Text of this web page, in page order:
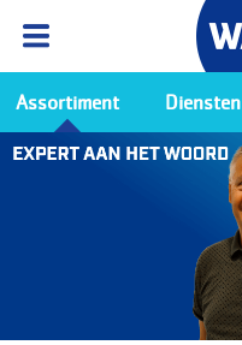
Ga naar de Wasco app
Assortiment Diensten